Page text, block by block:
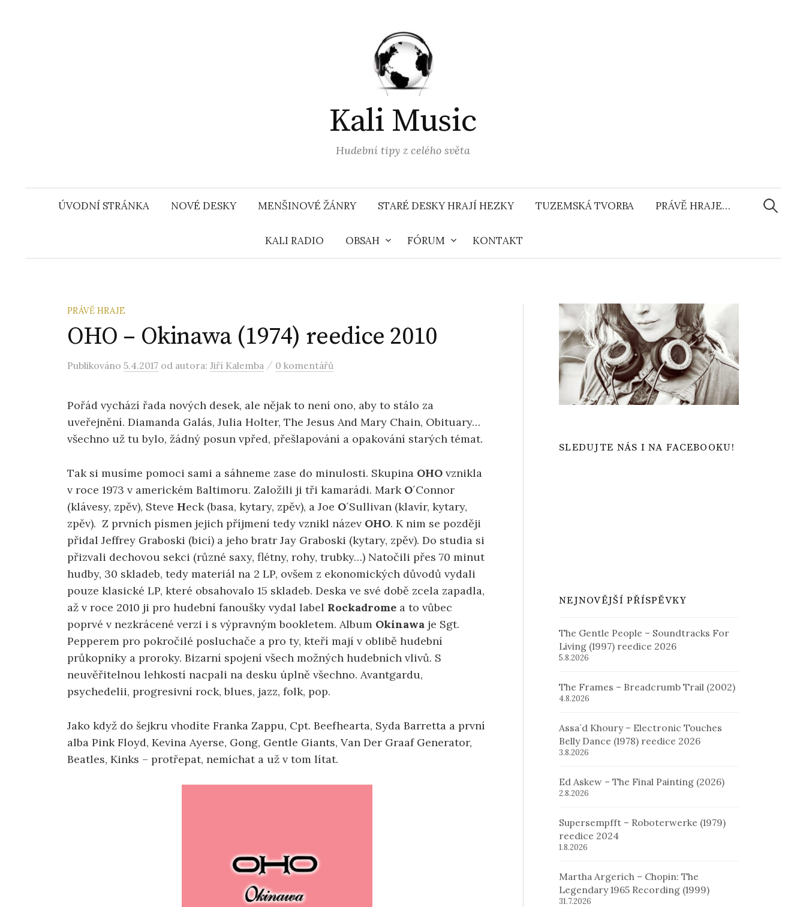
Kali Music
Hudební tipy z celého světa
ÚVODNÍ STRÁNKA NOVÉ DESKY MENŠINOVÉ ŽÁNRY STARÉ DESKY HRAJÍ HEZKY TUZEMSKÁ TVORBA PRÁVĚ HRAJE…
KALI RADIO OBSAH FÓRUM KONTAKT
PRÁVĚ HRAJE
OHO – Okinawa (1974) reedice 2010
Publikováno 5.4.2017 od autora: Jiří Kalemba / 0 komentářů
Pořád vychází řada nových desek, ale nějak to není ono, aby to stálo za
uveřejnění. Diamanda Galás, Julia Holter, The Jesus And Mary Chain, Obituary…
všechno už tu bylo, žádný posun vpřed, přešlapování a opakování starých témat.
Tak si musíme pomoci sami a sáhneme zase do minulosti. Skupina OHO vznikla
v roce 1973 v americkém Baltimoru. Založili ji tři kamarádi. Mark O´Connor
(klávesy, zpěv), Steve Heck (basa, kytary, zpěv), a Joe O´Sullivan (klavír, kytary,
zpěv). Z prvních písmen jejich příjmení tedy vznikl název OHO. K nim se později
přidal Jeffrey Graboski (bicí) a jeho bratr Jay Graboski (kytary, zpěv). Do studia si
přizvali dechovou sekci (různé saxy, flétny, rohy, trubky…) Natočili přes 70 minut
hudby, 30 skladeb, tedy materiál na 2 LP, ovšem z ekonomických důvodů vydali
pouze klasické LP, které obsahovalo 15 skladeb. Deska ve své době zcela zapadla,
až v roce 2010 ji pro hudební fanoušky vydal label Rockadrome a to vůbec
poprvé v nezkrácené verzi i s výpravným bookletem. Album Okinawa je Sgt.
Pepperem pro pokročilé posluchače a pro ty, kteří mají v oblibě hudební
průkopníky a proroky. Bizarní spojení všech možných hudebních vlivů. S
neuvěřitelnou lehkostí nacpali na desku úplně všechno. Avantgardu,
psychedelii, progresivní rock, blues, jazz, folk, pop.
Jako když do šejkru vhodíte Franka Zappu, Cpt. Beefhearta, Syda Barretta a první
alba Pink Floyd, Kevina Ayerse, Gong, Gentle Giants, Van Der Graaf Generator,
Beatles, Kinks – protřepat, nemíchat a už v tom lítat.
SLEDUJTE NÁS I NA FACEBOOKU!
NEJNOVĚJŠÍ PŘÍSPĚVKY
The Gentle People – Soundtracks For
Living (1997) reedice 2026
5.8.2026
The Frames – Breadcrumb Trail (2002)
4.8.2026
Assa´d Khoury – Electronic Touches
Belly Dance (1978) reedice 2026
3.8.2026
Ed Askew – The Final Painting (2026)
2.8.2026
Supersempfft – Roboterwerke (1979)
reedice 2024
1.8.2026
Martha Argerich – Chopin: The
Legendary 1965 Recording (1999)
31.7.2026